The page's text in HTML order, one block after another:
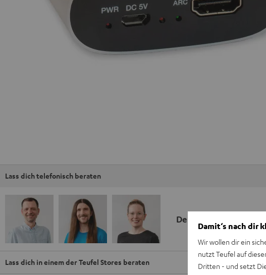
Lass dich telefonisch beraten
Deine Kaufberatung
Lass dich in einem der Teufel Stores beraten
Damit‘s nach dir
Wir wollen dir ein
nutzt Teufel auf
Dritten - und setzt